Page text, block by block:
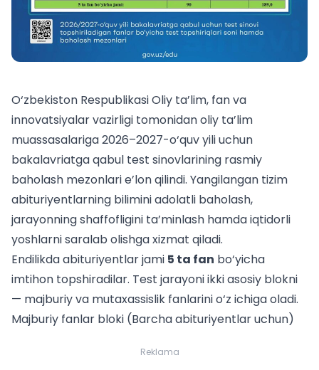
O‘zbekiston Respublikasi Oliy ta’lim, fan va
innovatsiyalar vazirligi tomonidanoliy ta’lim
muassasalariga2026–2027-o‘quv yili uchun
bakalavriatga qabul test sinovlarining rasmiy
baholash mezonlari e’lon qilindi. Yangilangan tizim
abituriyentlarning bilimini adolatli baholash,
jarayonning shaffofligini ta’minlash hamda iqtidorli
yoshlarni saralab olishga xizmat qiladi.
Endilikda abituriyentlar jami 5 ta fan bo‘yicha
imtihon topshiradilar. Test jarayoni ikki asosiy blokni
— majburiy va mutaxassislik fanlarini o‘z ichiga oladi.
Majburiy fanlar bloki (Barcha abituriyentlar uchun)
Reklama